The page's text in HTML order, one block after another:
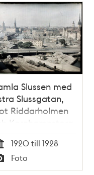
Slussen med
Slussgatan,
Riddarholmen
Kornhamnstorg
1928. I mitten
s.k.
1920 till 1928
Foto